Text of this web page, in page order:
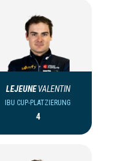
LEJEUNE VALENTIN
IBU CUP-PLATZIERUNG
4